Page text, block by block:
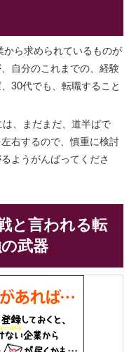
ら求められているものが
自分のこれまでの、経験
30代でも、転職すること
、まだまだ、道半ばで
右するので、慎重に検討
ようがんばってくださ
と言われる転
武器